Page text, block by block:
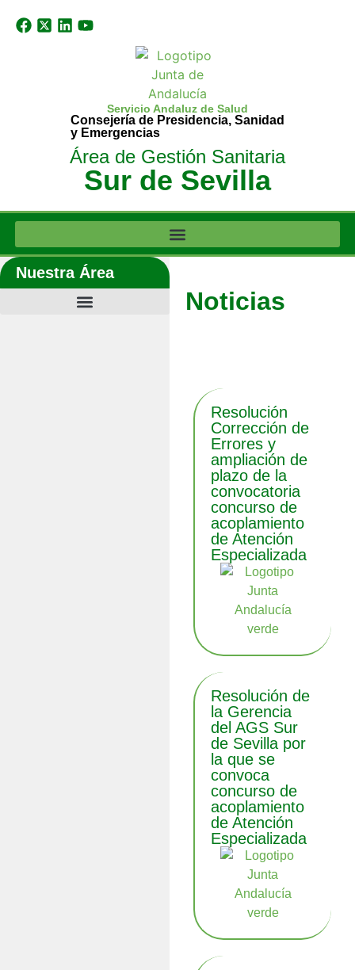
Servicio Andaluz de Salud
Consejería de Presidencia, Sanidad
y Emergencias
Área de Gestión Sanitaria
Sur de Sevilla
Nuestra Área
Noticias
Resolución
Corrección de
Errores y
ampliación de
plazo de la
convocatoria
concurso de
acoplamiento
de Atención
Especializada
Resolución de
la Gerencia
del AGS Sur
de Sevilla por
la que se
convoca
concurso de
acoplamiento
de Atención
Especializada